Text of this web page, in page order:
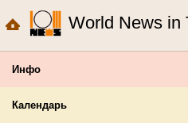
World News in
Инфо
Календарь